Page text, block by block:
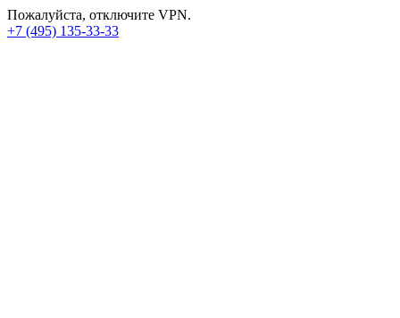
Пожалуйста, отключите VPN.
+7 (495) 135-33-33